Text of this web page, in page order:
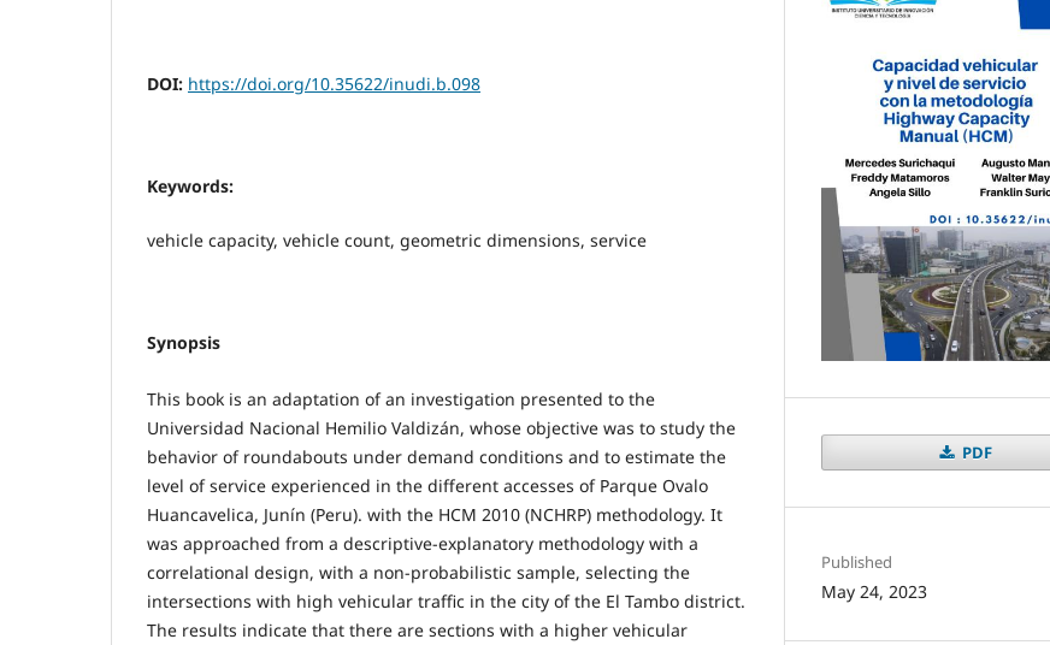
DOI: https://doi.org/10.35622/inudi.b.098
Keywords:
vehicle capacity, vehicle count, geometric dimensions, service
Synopsis
This book is an adaptation of an investigation presented to the
Universidad Nacional Hemilio Valdizán, whose objective was to study the
behavior of roundabouts under demand conditions and to estimate the
level of service experienced in the different accesses of Parque Ovalo
Huancavelica, Junín (Peru). with the HCM 2010 (NCHRP) methodology. It
was approached from a descriptive-explanatory methodology with a
correlational design, with a non-probabilistic sample, selecting the
intersections with high vehicular traffic in the city of the El Tambo district.
The results indicate that there are sections with a higher vehicular
PDF
Published
May 24, 2023